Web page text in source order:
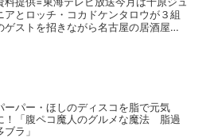
アとロッチ・コカドケンタロウが３組
ゲストを招きながら名古屋の居酒屋を
ーパー・ほしのディスコを脂で元気
！「腹ペコ魔人のグルメな魔法 脂過
ブラ」